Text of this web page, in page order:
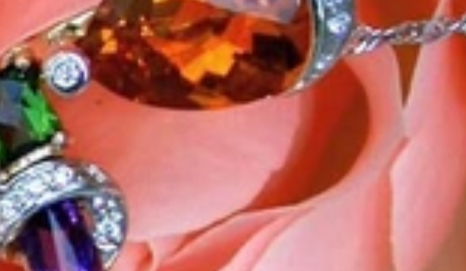
Frau, die ihn trägt. Schmuck „von der Stange“ werden Sie daher bei uns ebenso wenig finden
der Gedanke, mit dem alles begann. 1995 als kleines Juweliergeschäft nahe Münchens
anzubieten, auf die man angesprochen wird. Gepaart mit höchster Leidenschaft für
die das Außergewöhnliche zu schätzen wissen. Seitdem bedienen wir unsere zahlreichen
selbst die Marke. Wir füllen die Lücke zwischen großen Namen und „Schmuck von der
Meistern auf höchstem Niveau realisieren lassen. Immer ein bisschen anders, stets mit
an, als diese Leidenschaft mit Ihnen zu teilen. Kompromissloses Engagement, erstklassige
an Sie.